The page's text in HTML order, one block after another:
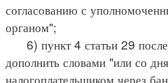
согласованию с
органом";
6) пункт 4 статьи 29
дополнить словами "или со
налогоплательщиком через